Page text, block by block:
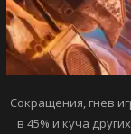
Сокращения, гнев
в 45% и куча